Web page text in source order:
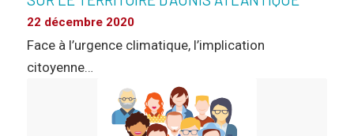
22 décembre 2020
Face à l’urgence climatique, l’implication
citoyenne…